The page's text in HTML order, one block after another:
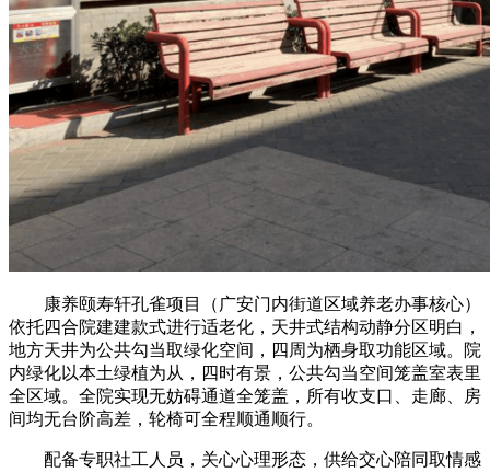
康养颐寿轩孔雀项目（广安门内街道区域养老办事核心）
依托四合院建建款式进行适老化，天井式结构动静分区明白，
地方天井为公共勾当取绿化空间，四周为栖身取功能区域。院
内绿化以本土绿植为从，四时有景，公共勾当空间笼盖室表里
全区域。全院实现无妨碍通道全笼盖，所有收支口、走廊、房
间均无台阶高差，轮椅可全程顺通顺行。
配备专职社工人员，关心心理形态，供给交心陪同取情感